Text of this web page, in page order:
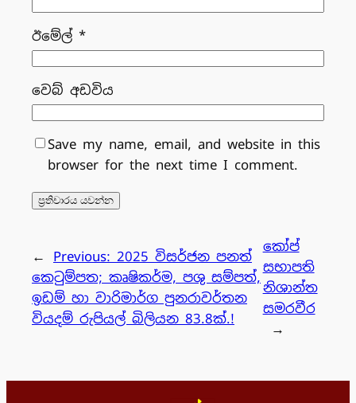
ඊමේල් *
වෙබ් අඩවිය
Save my name, email, and website in this
browser for the next time I comment.
← Previous: 2025 විසර්ජන පනත්
කෙටුම්පත; කෘෂිකර්ම, පශු සම්පත්,
ඉඩම් හා වාරිමාර්ග පුනරාවර්තන
වියදම් රුපියල් බිලියන 83.8ක්.!
කෝප්
සභාපති
නිශාන්ත
සමරවීර
→